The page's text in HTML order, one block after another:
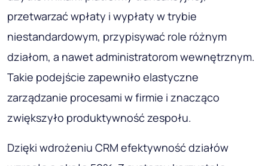
przetwarzać wpłaty i wypłaty w trybie
niestandardowym, przypisywać role różnym
działom, a nawet administratorom wewnętrznym.
Takie podejście zapewniło elastyczne
zarządzanie procesami w firmie i znacząco
zwiększyło produktywność zespołu.
Dzięki wdrożeniu CRM efektywność działów